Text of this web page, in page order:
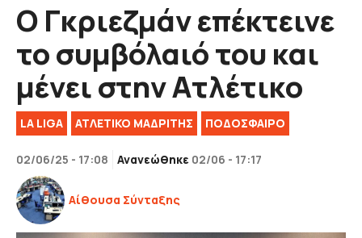
Ο Γκριεζμάν επέκτεινε
το συμβόλαιό του και
μένει στην Ατλέτικο
LA LIGA ΑΤΛΕΤΙΚΟ ΜΑΔΡΙΤΗΣ ΠΟΔΟΣΦΑΙΡΟ
02/06/25 - 17:08 Ανανεώθηκε 02/06 - 17:17
Αίθουσα Σύνταξης